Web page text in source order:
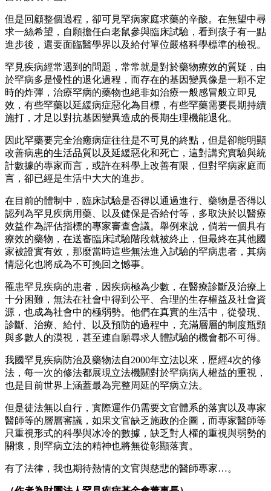
但是回顧整個過程，卻可見罕病家庭求藥的辛酸。在無望中尋
求一絲希望，自願擔任白老鼠參與臨床試驗，看到孩子有一點
進步後，還要面臨醫學界以及給付單位嚴格科學標準的檢視。
罕見疾病經常遇到的問題，常常就是對於藥物療效的質疑，由
於罕病多是慢性的退化過程，而存在的基因變異像是一顆不定
時的炸彈，治療罕病的藥物也絕非如治療一般感冒般立即見
效，有些罕藥以延緩病症惡化為目標，有些罕藥需要長期持續
施打，才足以對抗基因變異造成的長期生理機能退化。
因此罕藥要完全治癒病症往往是不可見的終點，但是卻能明顯
改善病患的生活品質以及延緩惡化和死亡，這對講究實驗與統
計數據的專家而言，或許在科學上改善有限，但對罕病家庭而
言，卻已經是生活中大大的進步。
在目前的體制中，臨床試驗是否得以通過進行、藥物是否得以
認列為罕見疾病用藥、以及健保是否給付等，多取決於以醫療
效益作為評估指標的專家審查會議。舉例來說，倘若一個具有
療效的藥物，在送審臨床試驗階段就被終止，但最終在其他國
家被證實有效，那麼當時這些無法進入試驗的罕病患者，其病
情惡化也將成為不可挽回之憾事。
罹患罕見疾病的患者，因疾病極為少數，在醫療診斷及治療上
十分困難，無法在社會中得到公平、合理的生存權益及社會資
源，也成為社會中的極弱勢。他們在真實的生活中，從發現、
診斷、治療、給付、以及預防的過程中，充滿層層的制度瓶頸
與多數人的漠視，甚至連自願尋求人體試驗的機會都不可得。
我國罕見疾病防治及藥物法自2000年立法以來，歷經4次的修
法，每一次的修法都展現立法機關對於罕病病人權益的重視，
也是目前世界上涵蓋最為完整周延的罕病立法。
但是徒法無以自行，實際運作仍需要文官體系的落實以及專家
醫師等的層層審議，如果文官缺乏施政的企圖，而專家醫師等
只重視形式的科學與冰冷的數據，缺乏對人權的重視與弱勢的
關懷，則罕病立法的精神也將無從彰顯落實。
有了法律，我也期待熱情的文官與慈悲的醫師專家…。